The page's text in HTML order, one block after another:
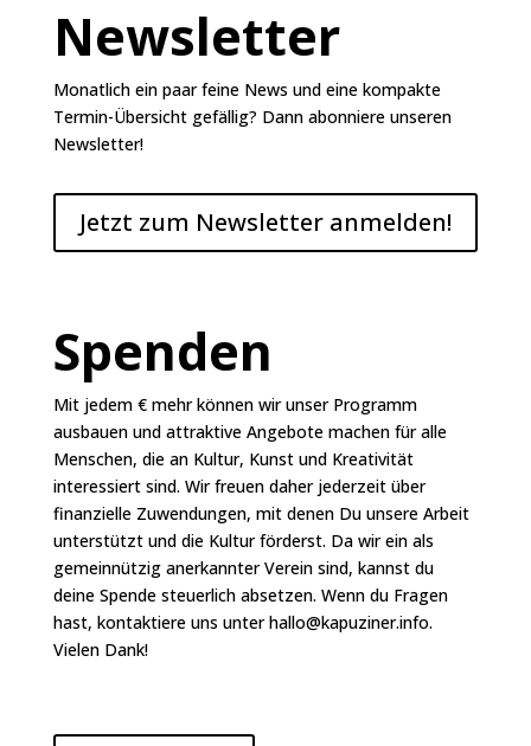
Newsletter
Monatlich ein paar feine News und eine kompakte
Termin-Übersicht gefällig? Dann abonniere unseren
Newsletter!
Jetzt zum Newsletter anmelden!
Spenden
Mit jedem € mehr können wir unser Programm
ausbauen und attraktive Angebote machen für alle
Menschen, die an Kultur, Kunst und Kreativität
interessiert sind. Wir freuen daher jederzeit über
finanzielle Zuwendungen, mit denen Du unsere Arbeit
unterstützt und die Kultur förderst. Da wir ein als
gemeinnützig anerkannter Verein sind, kannst du
deine Spende steuerlich absetzen. Wenn du Fragen
hast, kontaktiere uns unterhallo@kapuziner.info.
Vielen Dank!